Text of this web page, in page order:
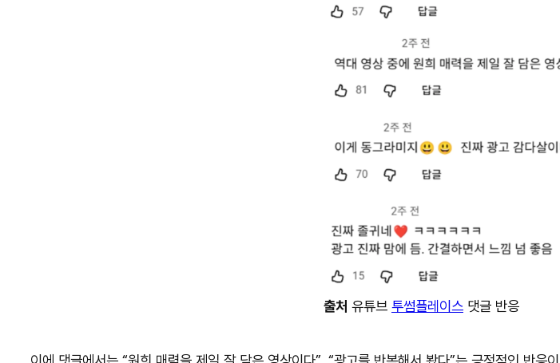
출처 유튜브 투썸플레이스 댓글 반응